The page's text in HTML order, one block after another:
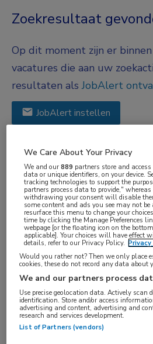
Zoekresultaat
Op dit moment zijn er
vacatures die aan uw
resultaten alsJobAlert
JobAlert instellen
We hebben839vacatures voor je
05-08-2026
Arts lokale
haartransplantaties |
BKV, Veldhoven
FUNCTIE
ANIOS
BRANCHE
Zelfstandige kliniek
OPLEIDINGSNIVEAU
We Care About Your Privacy
We and our889 partners store and
data or unique identifiers, on your device.
tracking technologies to support the
partners process data to provide,"
withdrawing your consent will disable
some content and ads you see may not
resurface this menu to change your
time by clicking the Manage Preferences
webpage [or the floating icon on the
applicable]. Your choices will have effect
details, refer to our Privacy Policy.
Would you rather not? Then we only place
cookies, these do not record any data about
We and our partners process
Use precise geolocation data. Actively scan
identification. Store and/or access
advertising and content, advertising and
research and services development.
List of Partners (vendors)